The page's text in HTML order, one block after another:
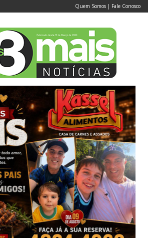
Quem Somos | Fale Conosco